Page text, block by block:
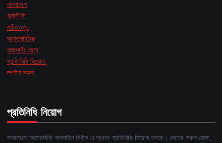
বাংলাদেশ
রাজনীতি
শরীয়তপুর
আন্তর্জাতিক
রাজশাহী জেলা
প্রতিনিধি নিয়োগ:
লগইন করুন
প্রতিনিধি নিয়োগ
সারাদেশে আমারবিডি অনলাইন নিউস এ সংবাদ প্রতিনিধি নিয়োগ চলছে। দেশের সকল জেলা,